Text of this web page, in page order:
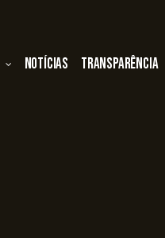
Notícias Transparência